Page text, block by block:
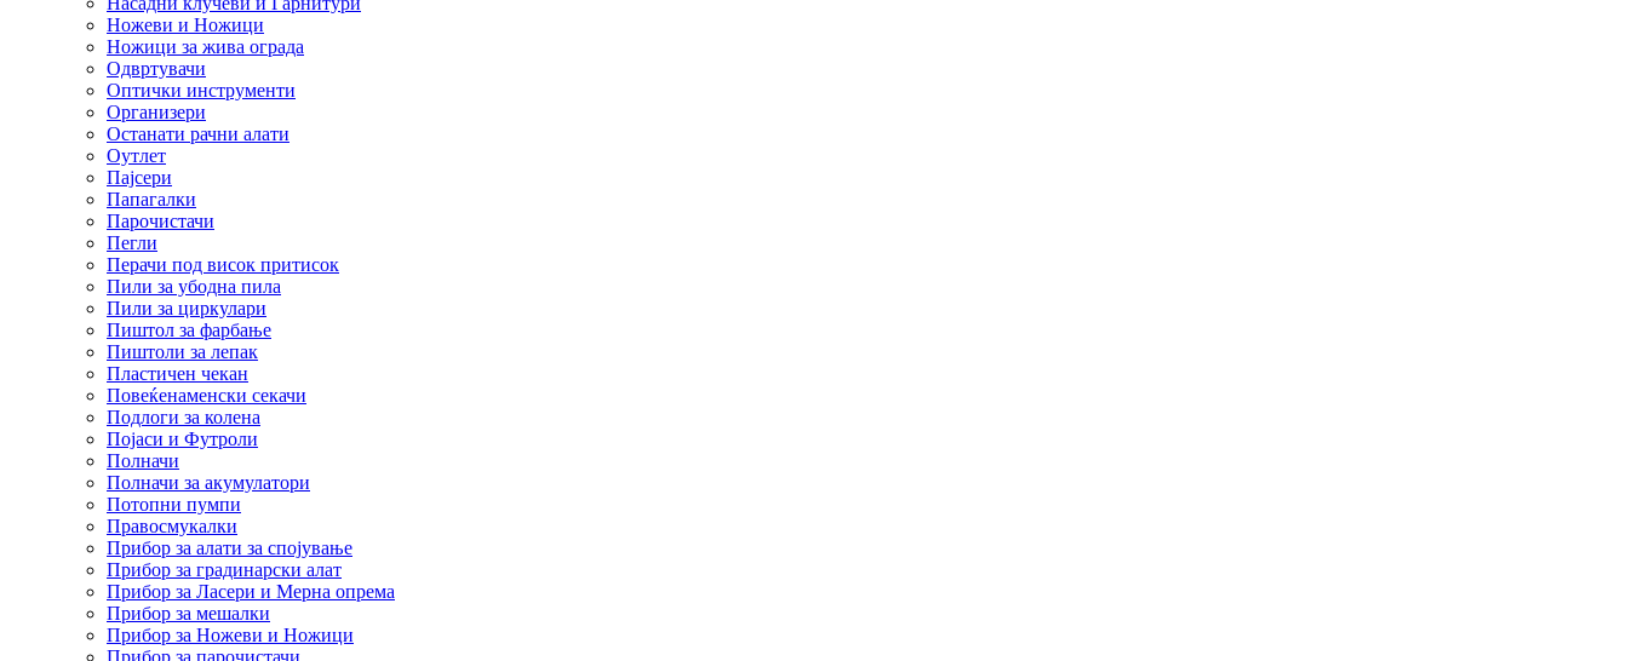
Ножеви и Ножици
Ножици за жива ограда
Одвртувачи
Оптички инструменти
Организери
Останати рачни алати
Оутлет
Пајсери
Папагалки
Парочистачи
Пегли
Перачи под висок притисок
Пили за убодна пила
Пили за циркулари
Пиштол за фарбање
Пиштоли за лепак
Пластичен чекан
Повеќенаменски секачи
Подлоги за колена
Појаси и Футроли
Полначи
Полначи за акумулатори
Потопни пумпи
Правосмукалки
Прибор за алати за спојување
Прибор за градинарски алат
Прибор за Ласери и Мерна опрема
Прибор за мешалки
Прибор за Ножеви и Ножици
Прибор за парочистачи